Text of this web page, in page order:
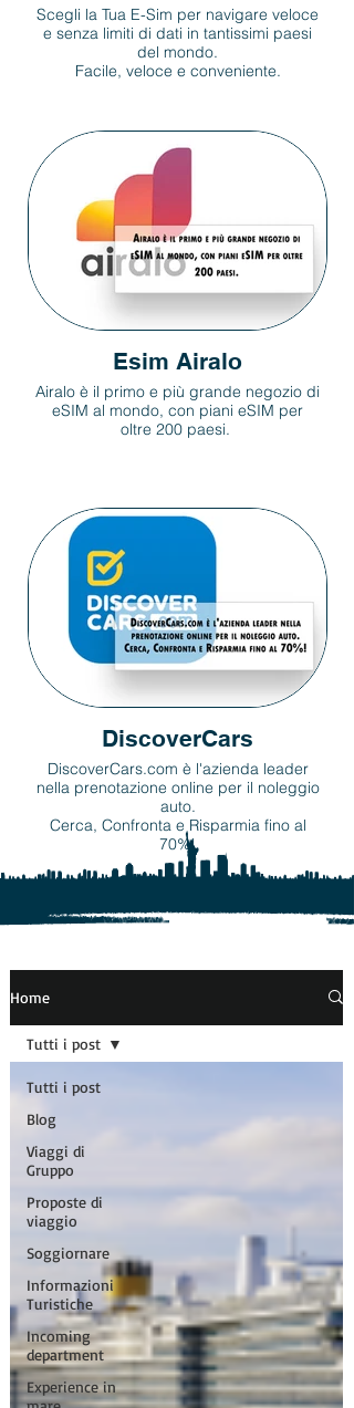
Scegli la Tua E-Sim per navigare veloce
e senza limiti di dati in tantissimi paesi
del mondo.
Facile, veloce e conveniente.
Esim Airalo
Airalo è il primo e più grande negozio di
eSIM al mondo, con piani eSIM per
oltre 200 paesi.
DiscoverCars
DiscoverCars.com è l'azienda leader
nella prenotazione online per il noleggio
auto.
Cerca, Confronta e Risparmia fino al
70%!
Home
Tutti i post
Blog
Viaggi di
Gruppo
Proposte di
viaggio
Soggiornare
Informazioni
Turistiche
Incoming
department
Experience in
Tutti i post